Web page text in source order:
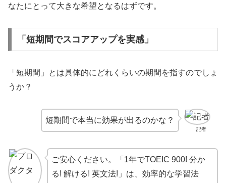
なたにとって大きな希望となるはずです。
「短期間でスコアアップを実感」
「短期間」とは具体的にどれくらいの期間を指すのでしょ
うか？
記者
短期間で本当に効果が出るのかな？
ご安心ください。「1年でTOEIC 900! 分か
る! 解ける! 英文法!」は、効率的な学習法